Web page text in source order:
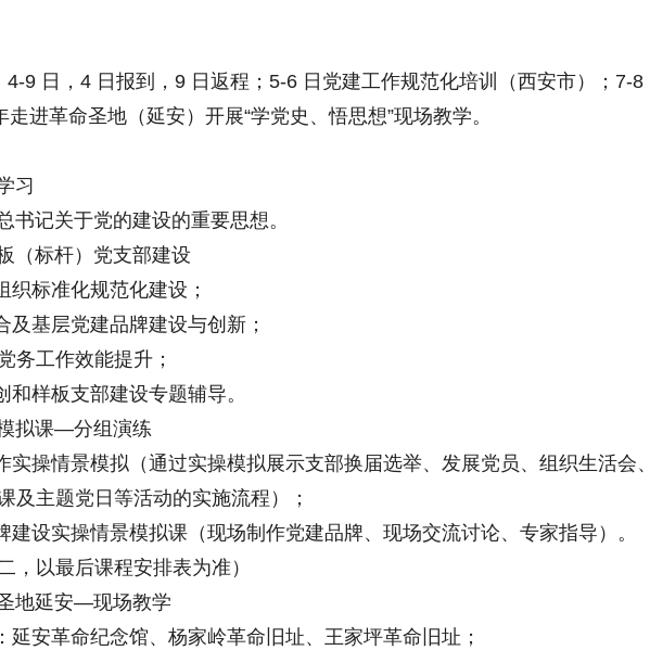
日，4 日报到，9 日返程；5-6 日党建工作规范化培训（西安市）；7-8
进革命圣地（延安）开展“学党史、悟思想”现场教学。
习
记关于党的建设的重要思想。
标杆）党支部建设
标准化规范化建设；
基层党建品牌建设与创新；
工作效能提升；
样板支部建设专题辅导。
拟课—分组演练
操情景模拟（通过实操模拟展示支部换届选举、发展党员、组织生活会
及主题党日等活动的实施流程）；
设实操情景模拟课（现场制作党建品牌、现场交流讨论、专家指导）。
，以最后课程安排表为准）
延安—现场教学
安革命纪念馆、杨家岭革命旧址、王家坪革命旧址；